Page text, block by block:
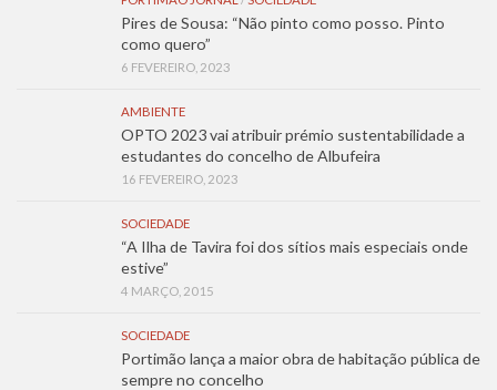
Pires de Sousa: “Não pinto como posso. Pinto
como quero”
6 FEVEREIRO, 2023
AMBIENTE
OPTO 2023 vai atribuir prémio sustentabilidade a
estudantes do concelho de Albufeira
16 FEVEREIRO, 2023
SOCIEDADE
“A Ilha de Tavira foi dos sítios mais especiais onde
estive”
4 MARÇO, 2015
SOCIEDADE
Portimão lança a maior obra de habitação pública de
sempre no concelho